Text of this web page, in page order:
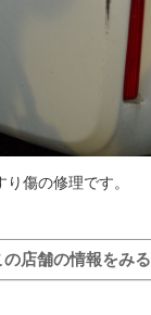
傷の修理です。
の店舗の情報をみる